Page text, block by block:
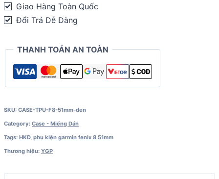
-
Giao Hàng Toàn Quốc
Đổi Trả Dễ Dàng
THANH TOÁN AN TOÀN
SKU: CASE-TPU-F8-51mm-den
Category: Case - Miếng Dán
Tags: HKD, phụ kiện garmin fenix 8 51mm
Thương hiệu: YGP